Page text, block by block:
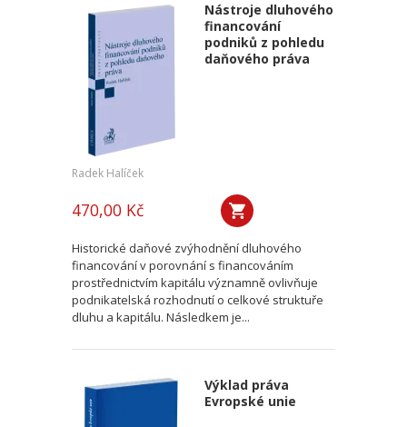
Nástroje dluhového
financování
podniků z pohledu
daňového práva
Radek Halíček
470,00 Kč
Historické daňové zvýhodnění dluhového
financování v porovnání s financováním
prostřednictvím kapitálu významně ovlivňuje
podnikatelská rozhodnutí o celkové struktuře
dluhu a kapitálu. Následkem je...
Výklad práva
Evropské unie